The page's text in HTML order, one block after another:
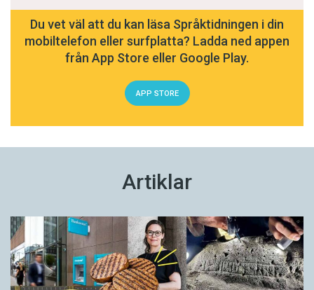
Du vet väl att du kan läsa Språktidningen i din
mobiltelefon eller surfplatta? Ladda ned appen
från App Store eller Google Play.
APP STORE
Artiklar